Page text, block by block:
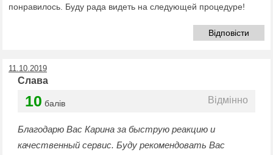
понравилось. Буду рада видеть на следующей процедуре!
Відповісти
11.10.2019
Слава
10 балів Відмінно
Благодарю Вас Карина за быструю реакцию и
качественный сервис. Буду рекомендовать Вас